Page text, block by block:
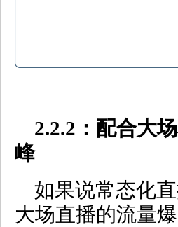
2.2.2 ：配合大
峰
如果说常态化
大场直播的流量